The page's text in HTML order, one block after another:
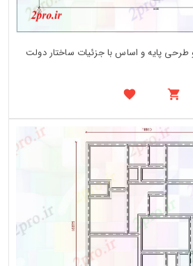
طرحی پایه و اساس با جزئیات ساختار دولت